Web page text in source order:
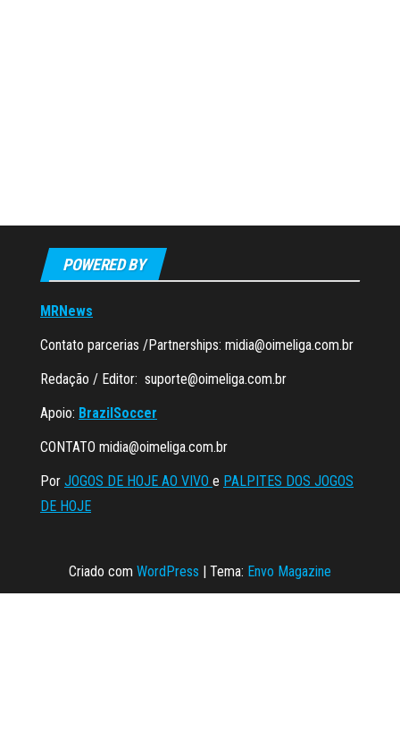
POWERED BY
MRNews
Contato parcerias /Partnerships: midia@oimeliga.com.br
Redação / Editor: suporte@oimeliga.com.br
Apoio: BrazilSoccer
CONTATO midia@oimeliga.com.br
Por JOGOS DE HOJE AO VIVO e PALPITES DOS JOGOS
DE HOJE
Criado com WordPress Tema: Envo Magazine